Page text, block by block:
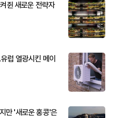
쥔 새로운 전략자
럽 열광시킨 메이
만 '새로운 홍콩'은